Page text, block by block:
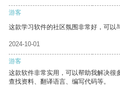
游客
这款学习软件的社区氛围非常好，可以
2024-10-01
游客
这款软件非常实用，可以帮助我解决很
查找资料、翻译语言、编写代码等。